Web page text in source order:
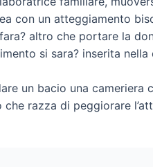
con un atteggiamento
altro che portare la
si sara? inserita
un bacio una
razza di peggiorare